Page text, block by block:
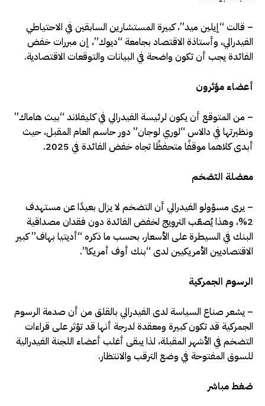
– قالت “إيلين ميد”، كبيرة المستشارين السابقين في الاحتياطي
الفيدرالي، وأستاذة الاقتصاد بجامعة “ديوك”، إن مبررات خفض
الفائدة يجب أن تكون واضحة في البيانات والتوقعات الاقتصادية.
أعضاء مؤثرون
– من المتوقع أن يكون لرئيسة الفيدرالي في كليفلاند “بيث هاماك”
ونظيرتها في دالاس “لوري لوجان” دور حاسم العام المقبل، حيث
أبدى كلاهما موقفًا متحفظًا تجاه خفض الفائدة في 2025.
معضلة التضخم
– يرى مسؤولو الفيدرالي أن التضخم لا يزال بعيدًا عن مستهدف
2%، وهذا يُصعّب الترويج لخفض الفائدة دون فقدان مصداقية
البنك في السيطرة على الأسعار، بحسب ما ذكره “أديتيا بهاف” كبير
الاقتصاديين الأمريكيين لدى “بنك أوف أمريكا”.
الرسوم الجمركية
– يشعر صناع السياسة لدى الفيدرالي بالقلق من أن صدمة الرسوم
الجمركية قد تكون كبيرة ومعقدة لدرجة أنها قد تؤثر على قراءات
التضخم في الأشهر المقبلة، لذا يبقى أغلب أعضاء اللجنة الفيدرالية
للسوق المفتوحة في وضع الترقب والانتظار.
ضغط مباشر